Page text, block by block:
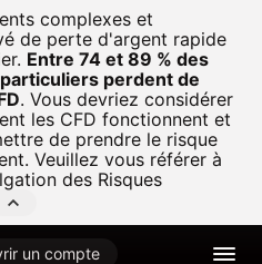
complexes et
de perte d'argent rapide
Entre 74 et 89 % des
perdent de
. Vous devriez considérer
les CFD fonctionnent et
de prendre le risque
Veuillez vous référer à
des Risques
un compte